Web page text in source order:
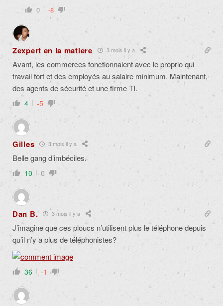
0 -8
Zexpert en la matiere 3 mois il y a
Avant, les commerces fonctionnaient avec le proprio qui
travail fort et des employés au salaire minimum. Maintenant,
des agents de sécurité et une firme TI.
4 -5
Gilles 3 mois il y a
Belle gang d’imbéciles.
10 0
Dan B. 3 mois il y a
J’imagine que ces ploucs n’utilisent plus le téléphone depuis
qu’il n’y a plus de téléphonistes?
36 -1